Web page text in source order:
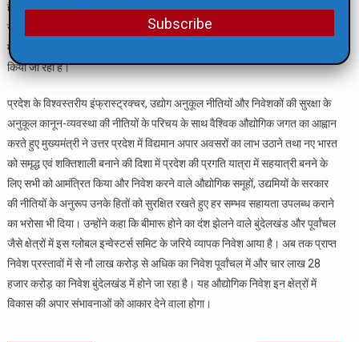
हैंडीक्राफ्ट पार्क, लॉजिस्टिक हब विकसित किए जा रहे हैं। अन्य परियोजनाओं में ग्रेटर
नोएडा में आईआईटी जीएनएल, बरेली में मेगा फूड पार्क, उन्नाव में ट्रांसगंगा सिटी, गोरखपुर
में प्लास्टिक पार्क, गोरखपुर में गारमेंट पार्क तथा अनेक फ्लैटेड फैक्टरी परिसरों को विकसित
किया जा रहा है।
प्रदेश के विश्वस्तरीय इंफ्रास्ट्रक्चर, उद्योग अनुकूल नीतियों और निवेशकों की सुरक्षा के
अनुकूल कानून-व्यवस्था की नीतियों के परिचय के साथ वैश्विक औद्योगिक जगत का आह्वान
करते हुए मुख्यमंत्री ने उत्तर प्रदेश में विद्यमान अपार अवसरों का लाभ उठाने तथा नए भारत
को समृद्ध एवं शक्तिशाली बनाने की दिशा में प्रदेश की प्रगति यात्रा में सहयात्री बनने के
लिए सभी को आमंत्रित किया और निवेश करने वाले औद्योगिक समूहों, उद्यमियों के सरकार
की नीतियों के अनुरूप उनके हितों को सुरक्षित रखते हुए हर सम्भव सहायता उपलब्ध कराने
का भरोसा भी दिया। उन्होंने कहा कि बीमारू होने का दंश झेलने वाले बुंदेलखंड और पूर्वांचल
जैसे क्षेत्रों में इस ग्लोबल इन्वेस्टर्स समिट के जरिये व्यापक निवेश आया है। अब तक प्राप्त
निवेश प्रस्तावों में से नौ लाख करोड़ से अधिक का निवेश पूर्वांचल में और चार लाख 28
हजार करोड़ का निवेश बुंदेलखंड में होने जा रहा है। यह औद्योगिक निवेश इन क्षेत्रों में
विकास की अपार संभावनाओं को आकार देने वाला होगा।
Subscribe